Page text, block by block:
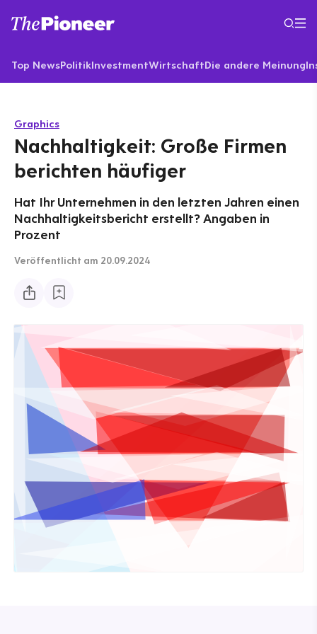
Top NewsPolitikInvestmentWirtschaftDie andere Meinung
Graphics
Nachhaltigkeit: Große Firmen
berichten häufiger
Hat Ihr Unternehmen in den letzten Jahren einen
Nachhaltigkeitsbericht erstellt? Angaben in
Prozent
Veröffentlicht am 20.09.2024